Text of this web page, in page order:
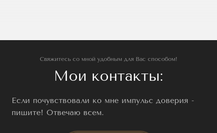
Свяжитесь со мной удобным для Вас способом!
Мои контакты:
Если почувствовали ко мне импульс доверия -
пишите! Отвечаю всем.